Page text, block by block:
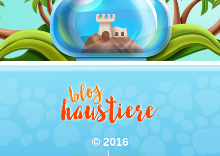
© 2016
Impressum | Datenschutz